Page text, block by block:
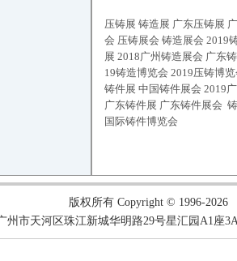
压铸展 铸造展 广东压铸展
会 压铸展会 铸造展会 2019
展 2018广州铸造展会 广东
19铸造博览会 2019压铸博
铸件展 中国铸件展会 2019
广东铸件展 广东铸件展会
国际铸件博览会
版权所有 Copyright © 1996-2026
州市天河区珠江新城华明路29号星汇园A1座